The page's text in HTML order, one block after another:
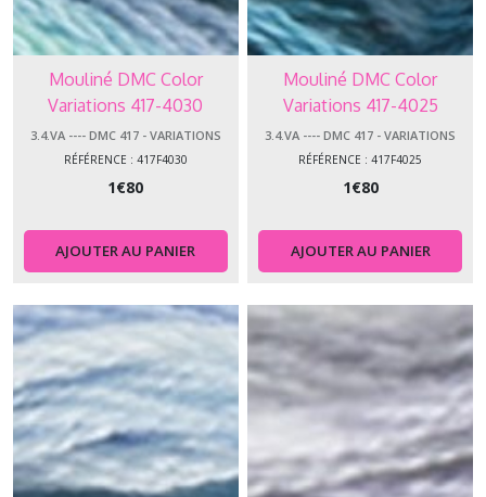
Mouliné DMC Color
Variations 417-4030
3.4.VA ---- DMC 417 - VARIATIONS
RÉFÉRENCE : 417F4030
1€80
AJOUTER AU PANIER
Mouliné DMC Color
Variations 417-4025
3.4.VA ---- DMC 417 - VARIATIONS
RÉFÉRENCE : 417F4025
1€80
AJOUTER AU PANIER